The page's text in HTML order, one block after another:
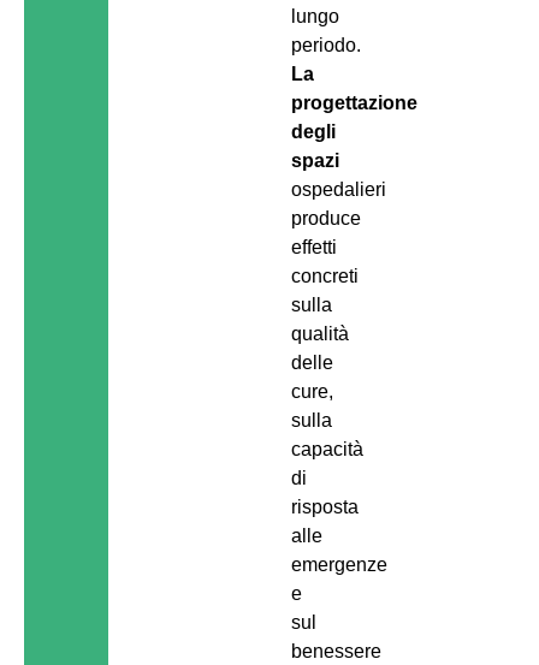
lungo
periodo.
La
progettazione
degli
spazi
ospedalieri
produce
effetti
concreti
sulla
qualità
delle
cure,
sulla
capacità
di
risposta
alle
emergenze
e
sul
benessere